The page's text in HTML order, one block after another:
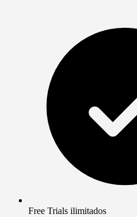
Free Trials ilimitados